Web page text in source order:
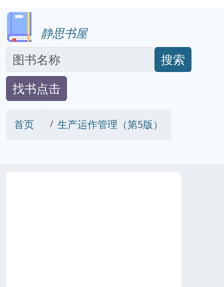
静思书屋
搜索
找书点击
首页 生产运作管理（第5版）